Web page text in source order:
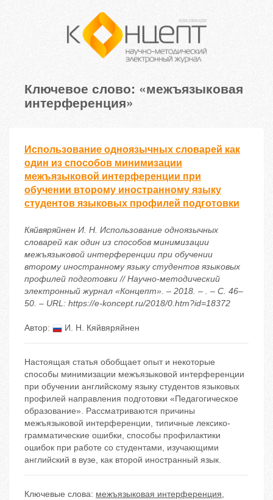
Ключевое слово: «межъязыковая
интерференция»
Использование одноязычных словарей как
один из способов минимизации
межъязыковой интерференции при
обучении второму иностранному языку
студентов языковых профилей подготовки
Кяйвяряйнен И. Н. Использование одноязычных
словарей как один из способов минимизации
межъязыковой интерференции при обучении
второму иностранному языку студентов языковых
профилей подготовки // Научно-методический
электронный журнал «Концепт». – 2018. – . – С. 46–
50. – URL: https://e-koncept.ru/2018/0.htm?id=18372
Автор: И. Н. Кяйвяряйнен
Настоящая статья обобщает опыт и некоторые
способы минимизации межъязыковой интерференции
при обучении английскому языку студентов языковых
профилей направления подготовки «Педагогическое
образование». Рассматриваются причины
межъязыковой интерференции, типичные лексико-
грамматические ошибки, способы профилактики
ошибок при работе со студентами, изучающими
английский в вузе, как второй иностранный язык.
Ключевые слова: межъязыковая интерференция,